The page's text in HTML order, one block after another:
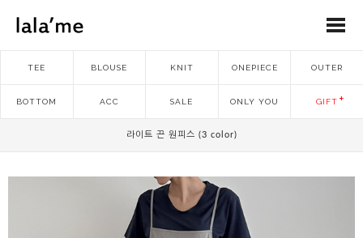
TEE BLOUSE KNIT ONEPIECE OUTER
BOTTOM ACC SALE ONLY YOU GIFT
라이트 끈 원피스 (3 color)